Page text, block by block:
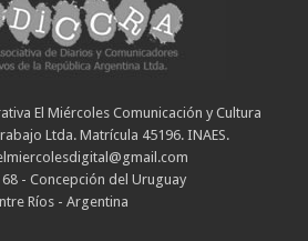
El Miércoles Comunicación y Cultura
Ltda. Matrícula 45196. INAES.
- Concepción del Uruguay
Ríos - Argentina